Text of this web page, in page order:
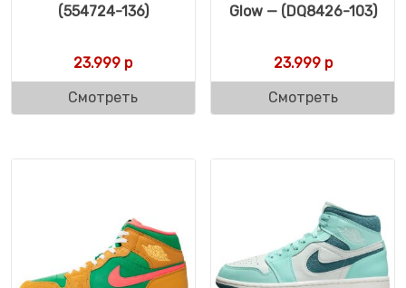
(554724-136)
23.999 р
Смотреть
Glow — (DQ8426-103)
23.999р
Смотреть